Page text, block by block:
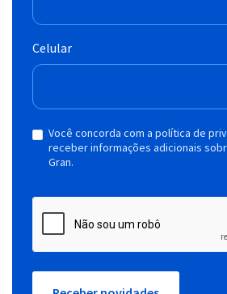
Celular
Você concorda com a política de
receber informações adicionais
Gran.